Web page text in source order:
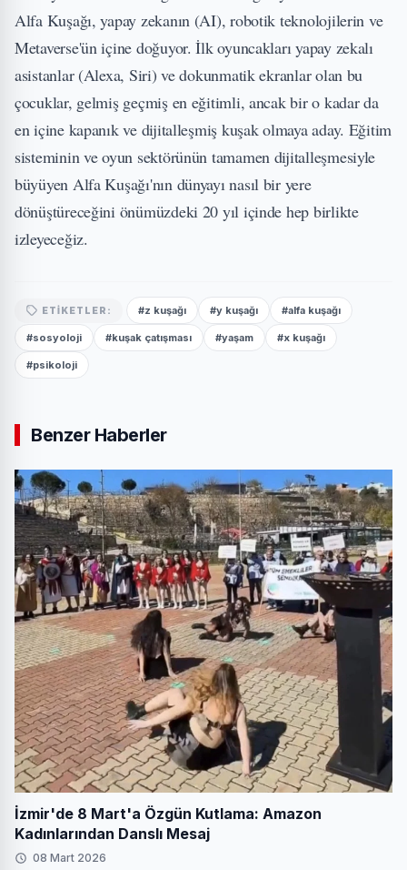
Alfa Kuşağı, yapay zekanın (AI), robotik teknolojilerin ve
Metaverse'ün içine doğuyor. İlk oyuncakları yapay zekalı
asistanlar (Alexa, Siri) ve dokunmatik ekranlar olan bu
çocuklar, gelmiş geçmiş en eğitimli, ancak bir o kadar da
en içine kapanık ve dijitalleşmiş kuşak olmaya aday. Eğitim
sisteminin ve oyun sektörünün tamamen dijitalleşmesiyle
büyüyen Alfa Kuşağı'nın dünyayı nasıl bir yere
dönüştüreceğini önümüzdeki 20 yıl içinde hep birlikte
izleyeceğiz.
ETIKETLER: #z kuşağı #y kuşağı #alfa kuşağı
#sosyoloji #kuşak çatışması #yaşam #x kuşağı
#psikoloji
Benzer Haberler
İzmir'de 8 Mart'a Özgün Kutlama: Amazon
Kadınlarından Danslı Mesaj
08 Mart 2026